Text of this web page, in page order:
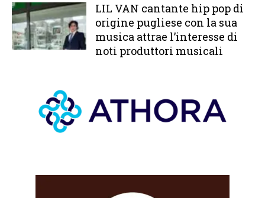
LIL VAN cantante hip pop di
origine pugliese con la sua
musica attrae l’interesse di
noti produttori musicali